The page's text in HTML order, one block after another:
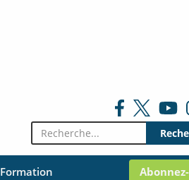
Rechercher:
Formation